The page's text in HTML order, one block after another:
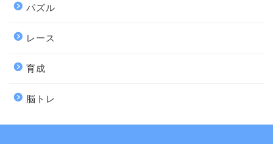
パズル
レース
育成
脳トレ